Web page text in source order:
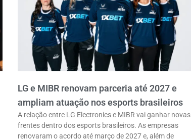
LG e MIBR renovam parceria até 2027 e
ampliam atuação nos esports brasileiros
A relação entre LG Electronics e MIBR vai ganhar novas
frentes dentro dos esports brasileiros. As empresas
renovaram o acordo até março de 2027 e, além de